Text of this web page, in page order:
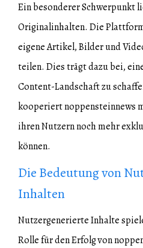
Ein besonderer Schwerpunkt
Originalinhalten. Die
eigene Artikel, Bilder und
teilen. Dies trägt dazu bei,
Content-Landschaft zu
kooperiert noppensteinnews
ihren Nutzern noch mehr
können.
Die Bedeutung von
Inhalten
Nutzergenerierte Inhalte
Rolle für den Erfolg von